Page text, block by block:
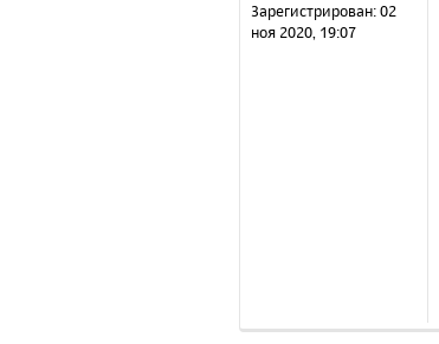
Зарегистрирован:02
ноя 2020, 19:07